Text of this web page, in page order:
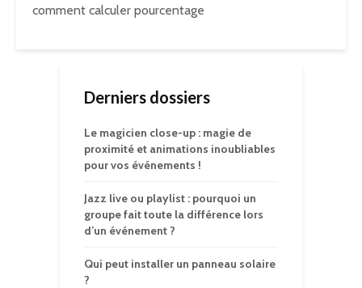
comment calculer pourcentage
Derniers dossiers
Le magicien close-up : magie de
proximité et animations inoubliables
pour vos événements !
Jazz live ou playlist : pourquoi un
groupe fait toute la différence lors
d’un événement ?
Qui peut installer un panneau solaire
?